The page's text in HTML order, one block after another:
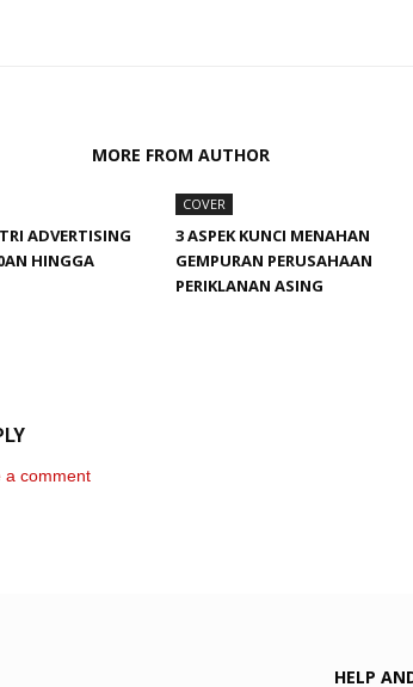
MORE FROM AUTHOR
ADVERTISING
HINGGA
COVER
3 ASPEK KUNCI MENAHAN
GEMPURAN PERUSAHAAN
PERIKLANAN ASING
a comment
HELP